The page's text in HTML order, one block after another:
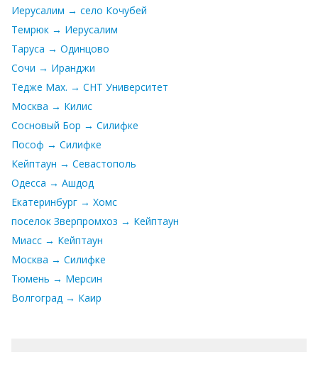
Иерусалим → село Кочубей
Темрюк → Иерусалим
Таруса → Одинцово
Сочи → Иранджи
Тедже Мах. → СНТ Университет
Москва → Килис
Сосновый Бор → Силифке
Пософ → Силифке
Кейптаун → Севастополь
Одесса → Ашдод
Екатеринбург → Хомс
поселок Зверпромхоз → Кейптаун
Миасс → Кейптаун
Москва → Силифке
Тюмень → Мерсин
Волгоград → Каир